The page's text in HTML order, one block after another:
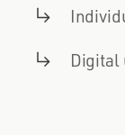
Digital